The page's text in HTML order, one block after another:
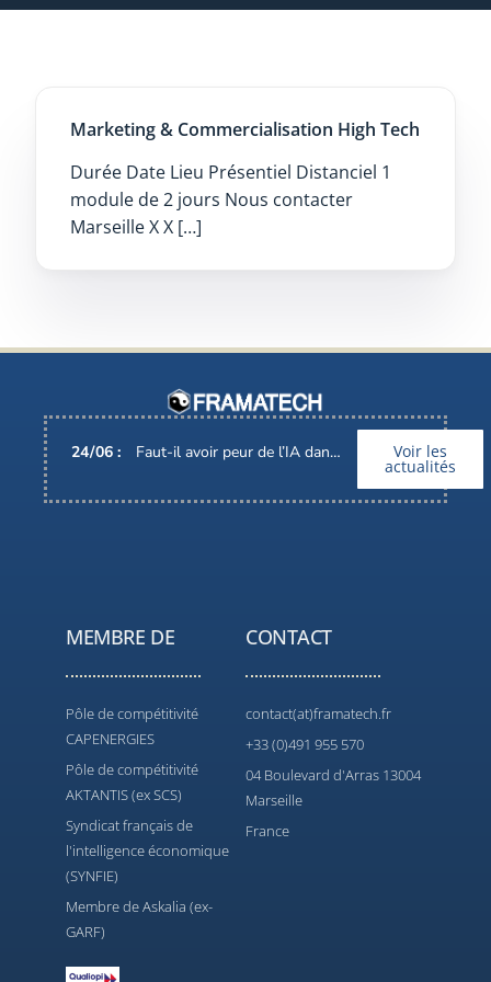
Marketing & Commercialisation High Tech
Durée Date Lieu Présentiel Distanciel 1
module de 2 jours Nous contacter
Marseille X X […]
24/06 : Faut-il avoir peur de l’IA dans nos métiers ? Voir les
actualités
MEMBRE DE
Pôle de compétitivité
CAPENERGIES
Pôle de compétitivité
AKTANTIS (ex SCS)
Syndicat français de
l'intelligence économique
(SYNFIE)
Membre de Askalia (ex-
GARF)
CONTACT
contact(at)framatech.fr
+33 (0)491 955 570
04 Boulevard d'Arras 13004
Marseille
France